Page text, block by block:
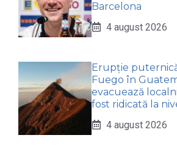
Barcelona
4 august 2026
Erupție
Fuego în
evacuează
fost ridicată la
4 august 2026